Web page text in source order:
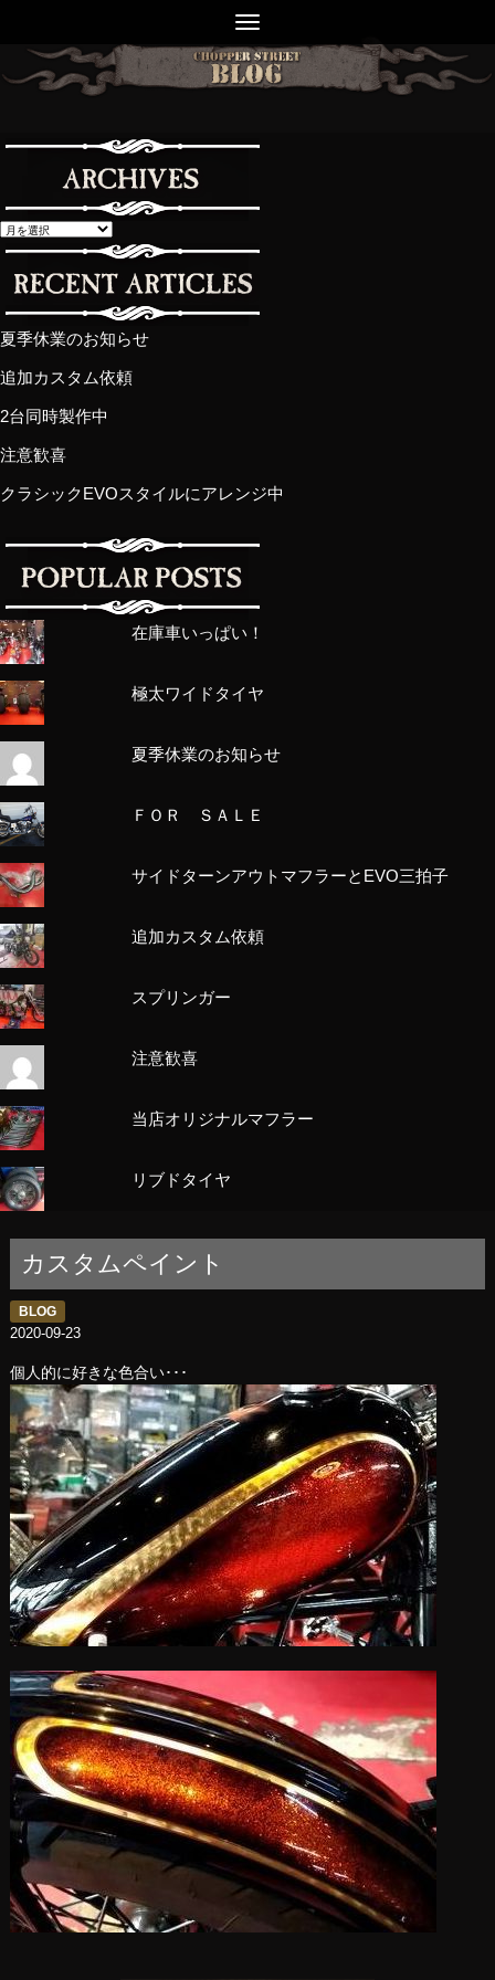
夏季休業のお知らせ
追加カスタム依頼
2台同時製作中
注意歓喜
クラシックEVOスタイルにアレンジ中
在庫車いっぱい！
極太ワイドタイヤ
夏季休業のお知らせ
ＦＯＲ ＳＡＬＥ
サイドターンアウトマフラーとEVO三拍子
追加カスタム依頼
スプリンガー
注意歓喜
当店オリジナルマフラー
リブドタイヤ
カスタムペイント
BLOG
2020-09-23
個人的に好きな色合い･･･